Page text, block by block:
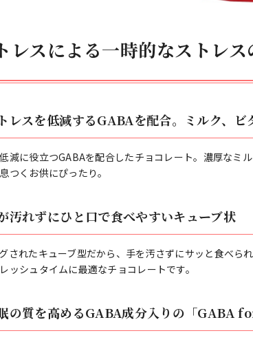
レスによる一時的なストレ
レスを低減するGABAを配合。ミルク、ビ
減に役立つGABAを配合したチョコレート。濃厚なミ
つくお供にぴったり。
汚れずにひと口で食べやすいキューブ状
されたキューブ型だから、手を汚さずにサッと食べ
ッシュタイムに最適なチョコレートです。
の質を高めるGABA成分入りの「GABA